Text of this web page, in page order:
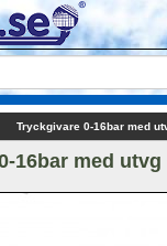
Tryckgivare 0-16bar med
16bar med